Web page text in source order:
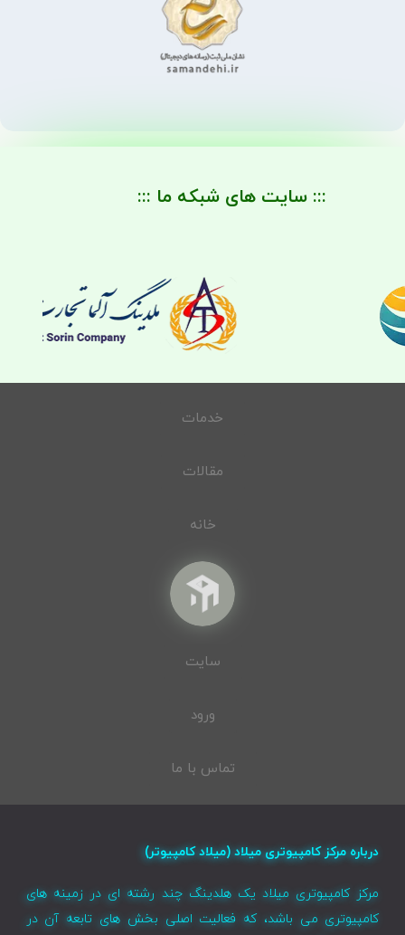
::: سایت های شبکه ما :::
خدمات
مقالات
خانه
سایت
ورود
تماس با ما
درباره مرکز کامپیوتری میلاد (میلاد کامپیوتر)
مرکز کامپیوتری میلاد یک هلدینگ چند رشته ای در زمینه های
کامپیوتری می باشد، که فعالیت اصلی بخش های تابعه آن در